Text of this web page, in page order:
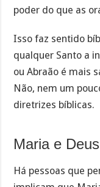
poder do que as
Isso faz sentido
qualquer Santo a
ou Abraão é mais
Não, nem um
diretrizes bíblicas.
Maria e Deus
Há pessoas que